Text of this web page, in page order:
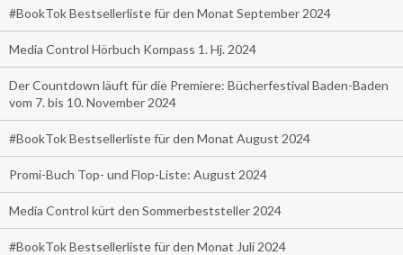
#BookTok Bestsellerliste für den Monat September 2024
Media Control Hörbuch Kompass 1. Hj. 2024
Der Countdown läuft für die Premiere: Bücherfestival Baden-Baden
vom 7. bis 10. November 2024
#BookTok Bestsellerliste für den Monat August 2024
Promi-Buch Top- und Flop-Liste: August 2024
Media Control kürt den Sommerbeststeller 2024
#BookTok Bestsellerliste für den Monat Juli 2024